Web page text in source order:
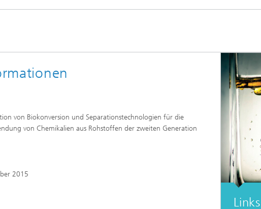
von Biokonversion und Separationstechnologien für die
von Chemikalien aus Rohstoffen der zweiten Generation
2015
Links